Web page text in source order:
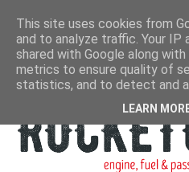
This site uses cookies from
and to analyze traffic. Your IP
shared with Google along
metrics to ensure quality of
statistics, and to detect and
LEARN